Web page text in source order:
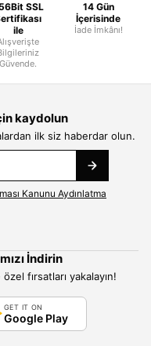
SSL
ile
Güvende.
14 Gün
İçerisinde
İade İmkânı!
kaydolun
ilk siz haberdar olun.
Kanunu Aydınlatma
İndirin
fırsatları yakalayın!
GET IT ON
Google Play